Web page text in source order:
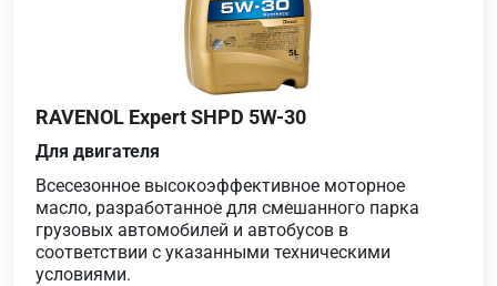
RAVENOL Expert SHPD 5W-30
Для двигателя
Всесезонное высокоэффективное моторное
масло, разработанное для смешанного парка
грузовых автомобилей и автобусов в
соответствии с указанными техническими
условиями.